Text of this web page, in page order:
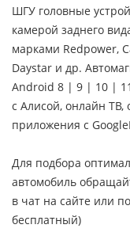
ШГУ головные
камерой заднего
марками Redpower,
Daystar и др.
Android 8 | 9 | 10 |
с Алисой, онлайн
приложения с
Для подбора
автомобиль
в чат на сайте или
бесплатный)